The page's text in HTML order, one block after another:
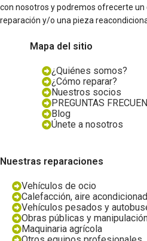
con nosotros y podremos ofrecerte un
reparación y/o una pieza
Mapa del sitio
¿Quiénes somos?
¿Cómo reparar?
Nuestros socios
PREGUNTAS
Blog
Únete a nosotros
Nuestras reparaciones
Vehículos de ocio
Calefacción, aire
Vehículos pesados y
Obras públicas y
Maquinaria agrícola